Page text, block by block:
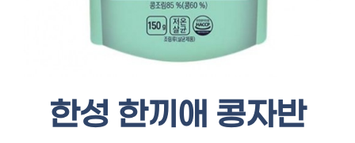
한성 한끼애 콩자반